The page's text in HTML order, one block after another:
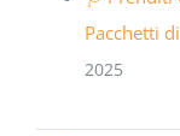
Pacchetti
2025